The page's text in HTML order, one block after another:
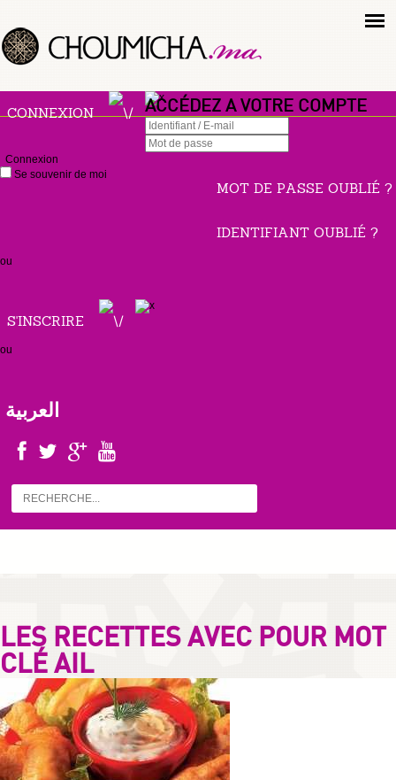
CONNEXION ACCÉDEZ A VOTRE COMPTE
Connexion
Se souvenir de moi
MOT DE PASSE OUBLIÉ ?
IDENTIFIANT OUBLIÉ ?
ou
S'INSCRIRE
ou
العربية
LES RECETTES AVEC POUR MOT
CLÉ AIL